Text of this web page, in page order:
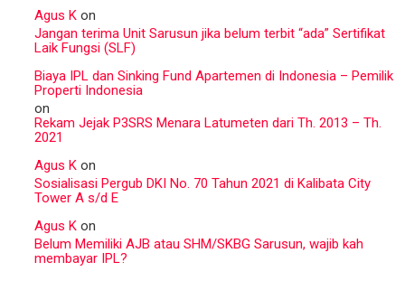
Agus K on
Jangan terima Unit Sarusun jika belum terbit “ada” Sertifikat
Laik Fungsi (SLF)
Biaya IPL dan Sinking Fund Apartemen di Indonesia – Pemilik
Properti Indonesia
on
Rekam Jejak P3SRS Menara Latumeten dari Th. 2013 – Th.
2021
Agus K on
Sosialisasi Pergub DKI No. 70 Tahun 2021 di Kalibata City
Tower A s/d E
Agus K on
Belum Memiliki AJB atau SHM/SKBG Sarusun, wajib kah
membayar IPL?